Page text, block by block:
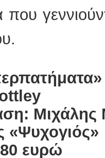
που
«Ψυχογιός»
ευρώ